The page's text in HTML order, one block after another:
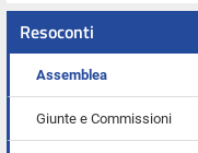
Resoconti
Assemblea
Giunte e Commissioni